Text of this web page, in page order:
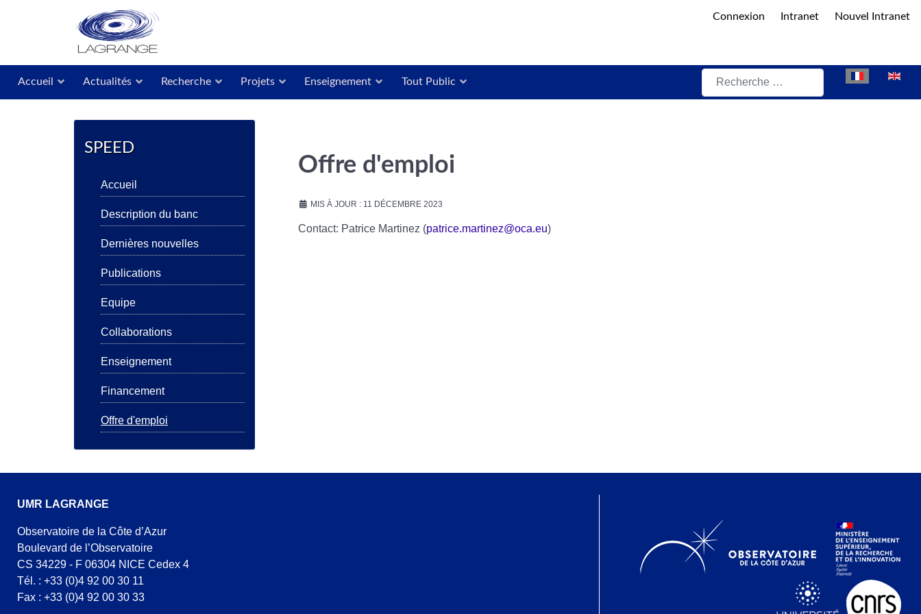
Connexion Intranet Nouvel Intranet
Accueil Actualités Recherche Projets Enseignement Tout Public
Rechercher Sélectionnez
SPEED
Accueil
Description du banc
Dernières nouvelles
Publications
Equipe
Collaborations
Enseignement
Financement
Offre d'emploi
Offre d'emploi
MIS À JOUR : 11 DÉCEMBRE 2023
Contact: Patrice Martinez (patrice.martinez@oca.eu)
UMR LAGRANGE
Observatoire de la Côte d’Azur
Boulevard de l’Observatoire
CS 34229 - F 06304 NICE Cedex 4
Tél. : +33 (0)4 92 00 30 11
Fax : +33 (0)4 92 00 30 33